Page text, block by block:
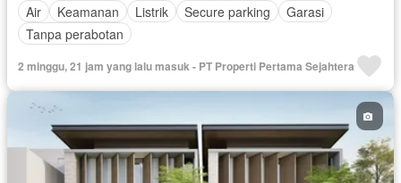
Air
Keamanan Listrik Secure parking
Garasi
Tanpa perabotan
2 minggu, 21 jam yang lalu masuk - PT Properti Pertama Sejahtera